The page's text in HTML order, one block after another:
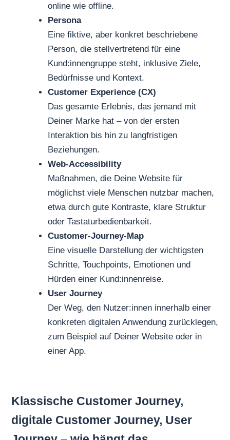
online wie offline.
Persona
Eine fiktive, aber konkret beschriebene
Person, die stellvertretend für eine
Kund:innengruppe steht, inklusive Ziele,
Bedürfnisse und Kontext.
Customer Experience (CX)
Das gesamte Erlebnis, das jemand mit
Deiner Marke hat – von der ersten
Interaktion bis hin zu langfristigen
Beziehungen.
Web-Accessibility
Maßnahmen, die Deine Website für
möglichst viele Menschen nutzbar machen,
etwa durch gute Kontraste, klare Struktur
oder Tastaturbedienbarkeit.
Customer-Journey-Map
Eine visuelle Darstellung der wichtigsten
Schritte, Touchpoints, Emotionen und
Hürden einer Kund:innenreise.
User Journey
Der Weg, den Nutzer:innen innerhalb einer
konkreten digitalen Anwendung zurücklegen,
zum Beispiel auf Deiner Website oder in
einer App.
Klassische Customer Journey,
digitale Customer Journey, User